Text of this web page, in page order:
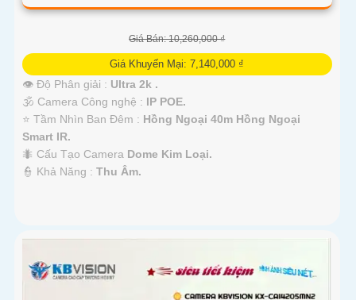
Giá Bán: 10,260,000 ₫
Giá Khuyến Mại: 7,140,000 ₫
👁 Độ Phân giải : Ultra 2k .
🕉️ Camera Công nghệ : IP POE.
⭐ Tầm Nhìn Ban Đêm : Hồng Ngoại 40m Hồng Ngoại
Smart IR.
🐜 Cấu Tạo Camera Dome Kim Loại.
️👮 Khả Năng : Thu Âm.